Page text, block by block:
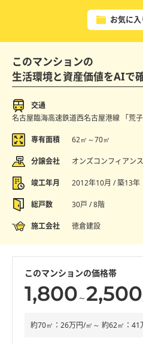
お気に
このマンションの
生活環境と資産価値をAIで
交通
名古屋臨海高速鉄道西名古屋港線 「荒
専有面積 62㎡～70㎡
分譲会社 オンズコンフィアンス
竣工年月 2012年10月 / 築13年
総戸数 30戸 / 8階
施工会社 徳倉建設
このマンションの価格帯
1,800 ～2,500
約70㎡：26万円/㎡～ 約62㎡：41